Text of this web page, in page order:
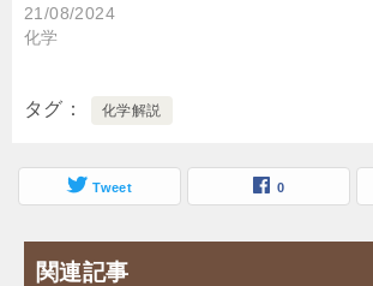
21/08/2024
化学
タグ 化学解説
Tweet 0
関連記事